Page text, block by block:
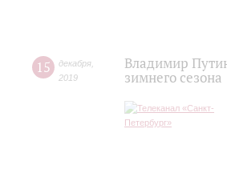
15 декабря
2019
Владимир
зимнего сезона